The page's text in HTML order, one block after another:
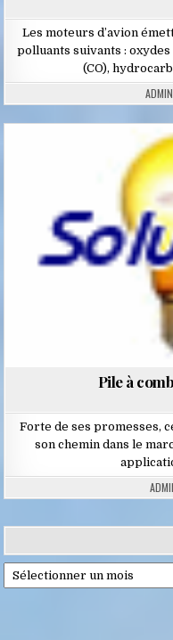
Les moteurs d’avion
polluants suivants : oxydes
(CO),
ADMIN
in
Pile à
Forte de ses promesses,
son chemin dans le
Archives